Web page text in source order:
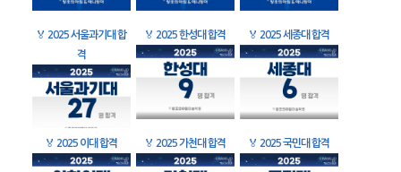
🏅 2025 서울과기대 합
격
🏅 2025 한성대 합격 🏅 2025 세종대 합격
🏅 2025 이대 합격 🏅 2025 가천대 합격 🏅 2025 국민대 합격